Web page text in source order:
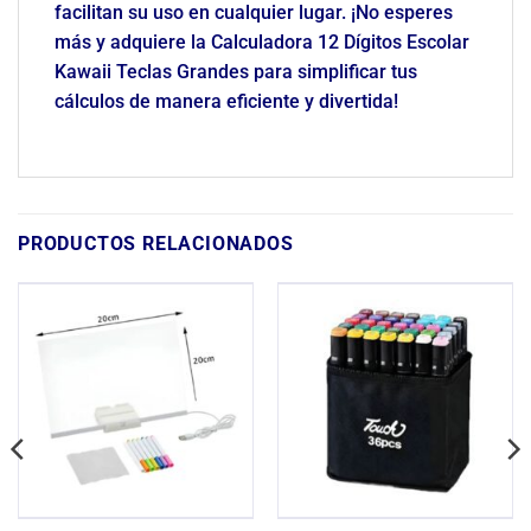
facilitan su uso en cualquier lugar. ¡No esperes
más y adquiere la Calculadora 12 Dígitos Escolar
Kawaii Teclas Grandes para simplificar tus
cálculos de manera eficiente y divertida!
PRODUCTOS RELACIONADOS